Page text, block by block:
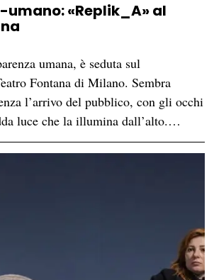
«Replik_A» al
umana, è seduta sul
Fontana di Milano. Sembra
l’arrivo del pubblico, con gli occhi
luce che la illumina dall’alto.…